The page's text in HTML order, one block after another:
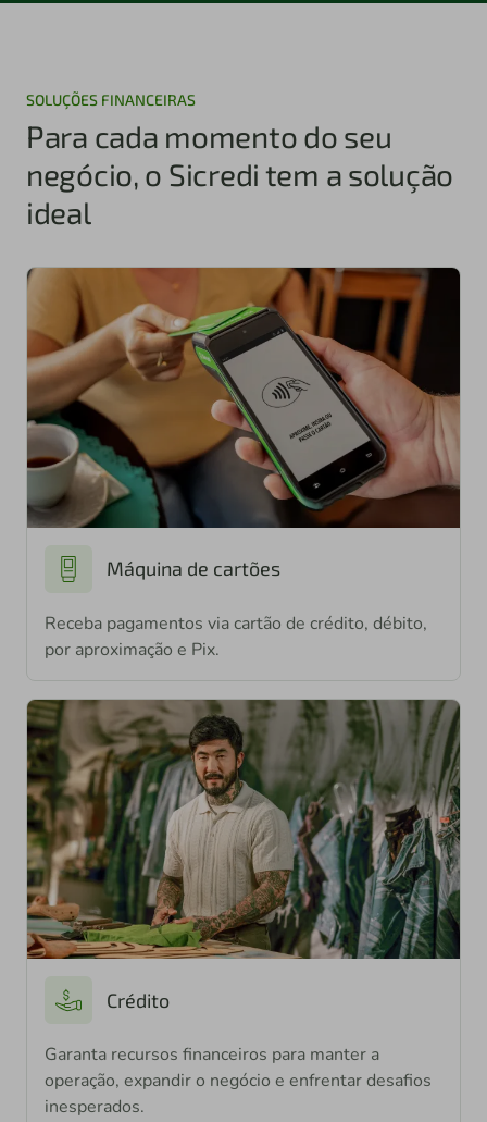
SOLUÇÕES FINANCEIRAS
Para cada momento do seu
negócio, o Sicredi tem a solução
ideal
Máquina de cartões
Receba pagamentos via cartão de crédito, débito,
por aproximação e Pix.
Crédito
Garanta recursos financeiros para manter a
operação, expandir o negócio e enfrentar desafios
inesperados.